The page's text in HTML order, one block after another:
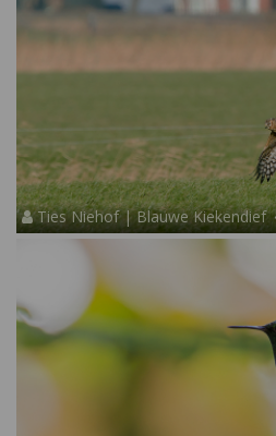
Ties Niehof | Blauwe Kiekendief